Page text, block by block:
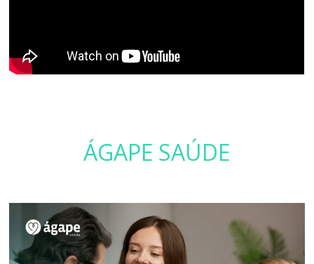
ÁGAPE SAÚDE